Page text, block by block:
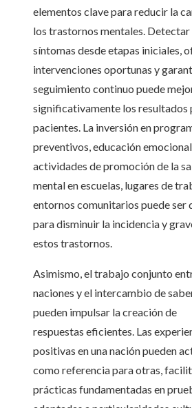
elementos clave para reducir la
los trastornos mentales. Detectar
síntomas desde etapas iniciales,
intervenciones oportunas y
seguimiento continuo puede
significativamente los resultados
pacientes. La inversión en
preventivos, educación
actividades de promoción de la
mental en escuelas, lugares de
entornos comunitarios puede ser
para disminuir la incidencia y
estos trastornos.
Asimismo, el trabajo conjunto
naciones y el intercambio de
pueden impulsar la creación de
respuestas eficientes. Las
positivas en una nación pueden
como referencia para otras,
prácticas fundamentadas en